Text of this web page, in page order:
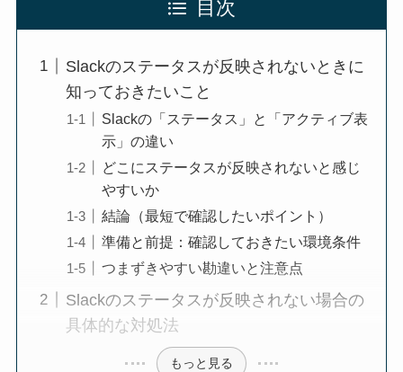
目次
Slackのステータスが反映されないときに
知っておきたいこと
Slackの「ステータス」と「アクティブ表
示」の違い
どこにステータスが反映されないと感じ
やすいか
結論（最短で確認したいポイント）
準備と前提：確認しておきたい環境条件
つまずきやすい勘違いと注意点
Slackのステータスが反映されない場合の
具体的な対処法
もっと見る